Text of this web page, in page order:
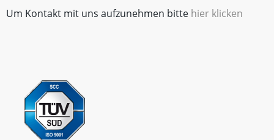
Um Kontakt mit uns aufzunehmen bitte hier klicken